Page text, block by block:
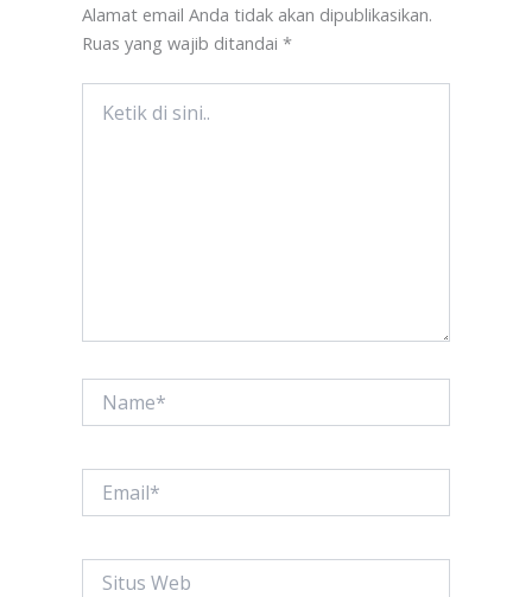
Alamat email Anda tidak akan dipublikasikan.
Ruas yang wajib ditandai *
Web